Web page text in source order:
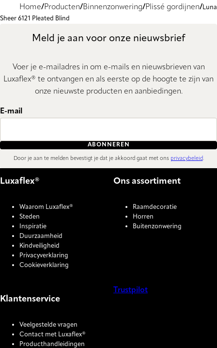
Home Producten Binnenzonwering Plissé gordijnen
Luna
Sheer 6121 Pleated Blind
Meld je aan voor onze nieuwsbrief
Voer je e-mailadres in om e-mails en nieuwsbrieven van
Luxaflex® te ontvangen en als eerste op de hoogte te zijn van
onze nieuwste producten en aanbiedingen.
E-mail
ABONNEREN
Door je aan te melden bevestigt je dat je akkoord gaat met ons privacybeleid.
Luxaflex®
Waarom Luxaflex®
Steden
Inspiratie
Duurzaamheid
Kindveiligheid
Privacyverklaring
Cookieverklaring
Ons assortiment
Raamdecoratie
Horren
Buitenzonwering
Klantenservice
Veelgestelde vragen
Contact met Luxaflex®
Producthandleidingen
Trustpilot